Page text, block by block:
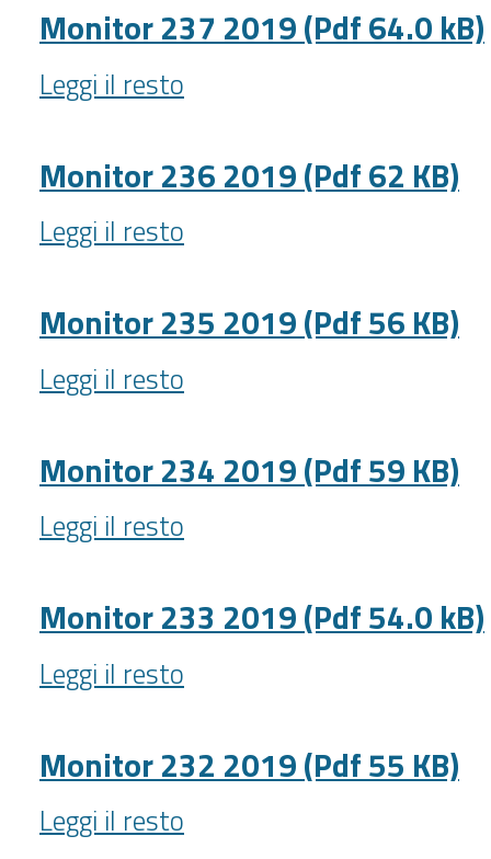
(Pdf
60
KB)
-
Monitor 237 2019 (Pdf 64.0 kB)
Monitor
237
(Pdf
64.0
kB)
-
Leggi il resto
Monitor 236 2019 (Pdf 62 KB)
Monitor
236
(Pdf
62
KB)
-
Leggi il resto
Monitor 235 2019 (Pdf 56 KB)
Monitor
235
(Pdf
56
KB)
-
Leggi il resto
Monitor 234 2019 (Pdf 59 KB)
Monitor
234
(Pdf
59
KB)
-
Leggi il resto
Monitor 233 2019 (Pdf 54.0 kB)
Monitor
233
(Pdf
54.0
kB)
-
Leggi il resto
Monitor 232 2019 (Pdf 55 KB)
Monitor
232
Leggi il resto